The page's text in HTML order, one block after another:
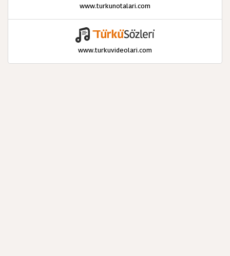
www.turkunotalari.com
www.turkuvideolari.com